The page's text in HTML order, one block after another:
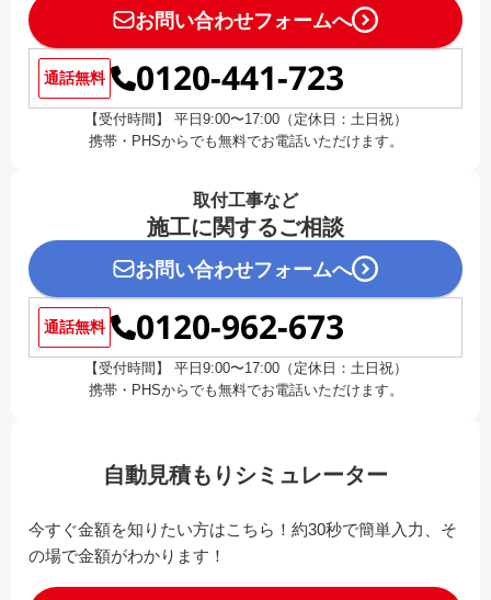
お問い合わせフォームへ
通話無料 0120-441-723
【受付時間】 平日9:00〜17:00（定休日：土日祝）
携帯・PHSからでも無料でお電話いただけます。
取付工事など
施工に関するご相談
お問い合わせフォームへ
通話無料 0120-962-673
【受付時間】 平日9:00〜17:00（定休日：土日祝）
携帯・PHSからでも無料でお電話いただけます。
自動見積もりシミュレーター
今すぐ金額を知りたい方はこちら！約30秒で簡単入力、そ
の場で金額がわかります！